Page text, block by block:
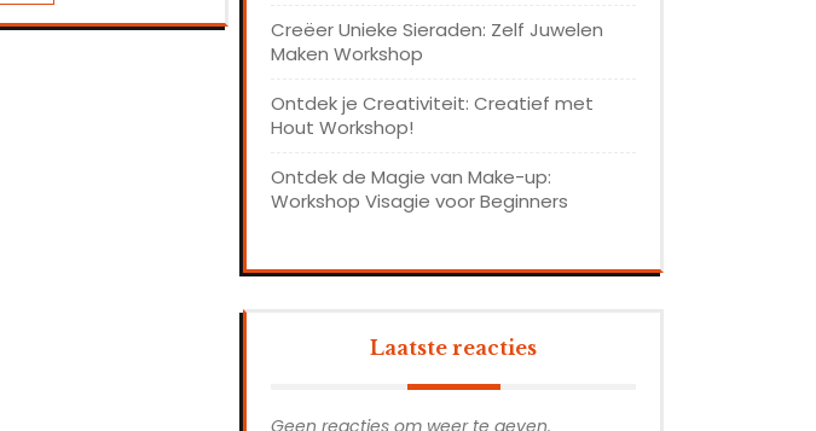
Creëer Unieke Sieraden: Zelf Juwelen
Maken Workshop
Ontdek je Creativiteit: Creatief met
Hout Workshop!
Ontdek de Magie van Make-up:
Workshop Visagie voor Beginners
Laatste reacties